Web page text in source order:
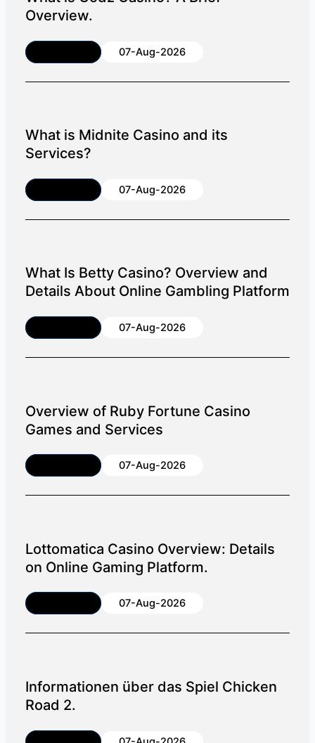
Overview.
07-Aug-2026
What is Midnite Casino and its
Services?
07-Aug-2026
What Is Betty Casino? Overview and
Details About Online Gambling Platform
07-Aug-2026
Overview of Ruby Fortune Casino
Games and Services
07-Aug-2026
Lottomatica Casino Overview: Details
on Online Gaming Platform.
07-Aug-2026
Informationen über das Spiel Chicken
Road 2.